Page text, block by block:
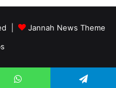
|
Jannah News Theme